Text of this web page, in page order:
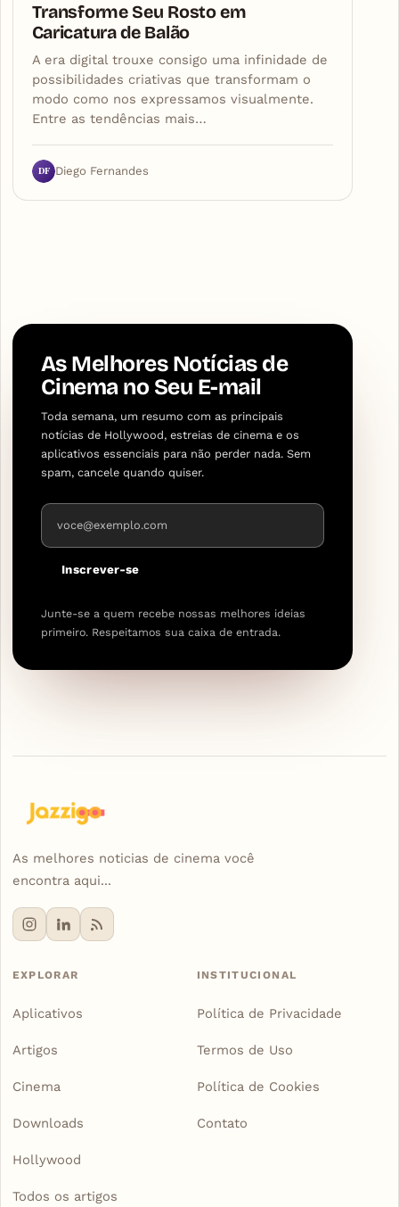
Transforme Seu Rosto em
Caricatura de Balão
A era digital trouxe consigo uma infinidade de
possibilidades criativas que transformam o
modo como nos expressamos visualmente.
Entre as tendências mais…
DF Diego Fernandes
As Melhores Notícias de
Cinema no Seu E-mail
Toda semana, um resumo com as principais
notícias de Hollywood, estreias de cinema e os
aplicativos essenciais para não perder nada. Sem
spam, cancele quando quiser.
Endereço de e-mail
Inscrever-se
Junte-se a quem recebe nossas melhores ideias
primeiro. Respeitamos sua caixa de entrada.
As melhores noticias de cinema você
encontra aqui...
EXPLORAR
Aplicativos
Artigos
Cinema
Downloads
Hollywood
Todos os artigos
INSTITUCIONAL
Política de Privacidade
Termos de Uso
Política de Cookies
Contato